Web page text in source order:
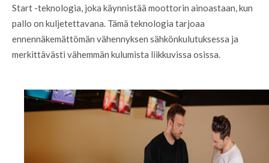
Start -teknologia, joka käynnistää moottorin ainoastaan, kun
pallo on kuljetettavana. Tämä teknologia tarjoaa
ennennäkemättömän vähennyksen sähkönkulutuksessa ja
merkittävästi vähemmän kulumista liikkuvissa osissa.